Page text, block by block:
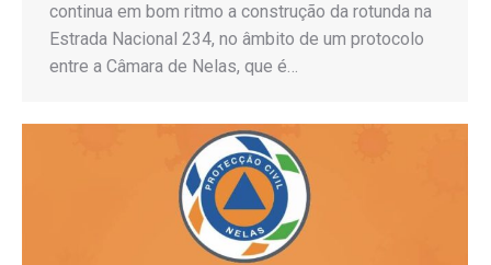
continua em bom ritmo a construção da rotunda na
Estrada Nacional 234, no âmbito de um protocolo
entre a Câmara de Nelas, que é…